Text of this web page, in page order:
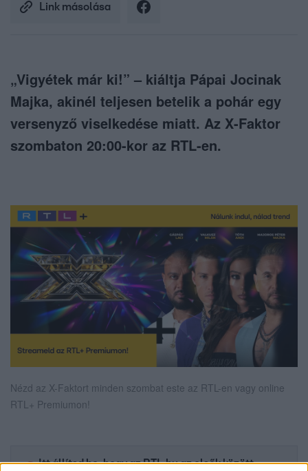
Link másolása
„Vigyétek már ki!” – kiáltja Pápai Jocinak
Majka, akinél teljesen betelik a pohár egy
versenyző viselkedése miatt. Az X-Faktor
szombaton 20:00-kor az RTL-en.
Nézd az X-Faktort minden szombat este az RTL-en vagy online
RTL+ Premiumon!
Itt állítsd be, hogy az RTL.hu az elsők között